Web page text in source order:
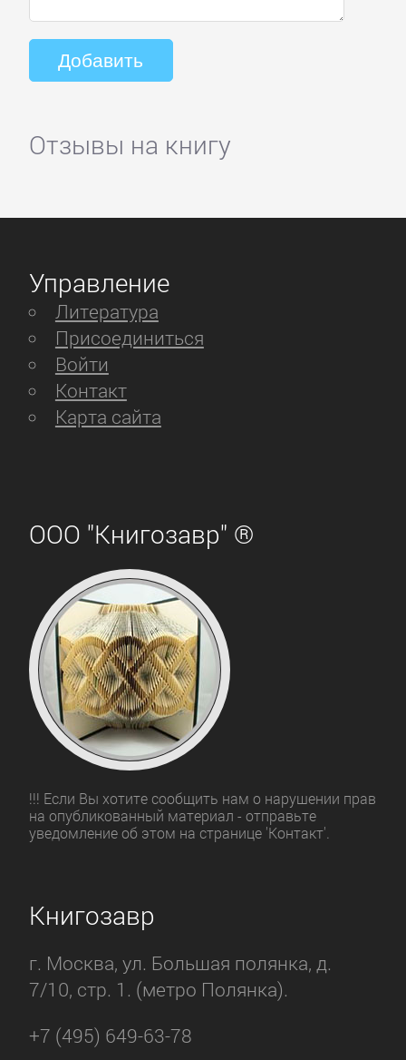
Отзывы на книгу
Управление
Литература
Присоединиться
Войти
Контакт
Карта сайта
ООО "Книгозавр" ®
!!! Если Вы хотите сообщить нам о нарушении прав
на опубликованный материал - отправьте
уведомление об этом на странице 'Контакт'.
Книгозавр
г. Москва, ул. Большая полянка, д.
7/10, стр. 1. (метро Полянка).
+7 (495) 649-63-78